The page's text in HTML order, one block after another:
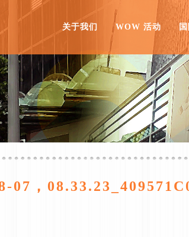
关于我们 WOW 活动
07，